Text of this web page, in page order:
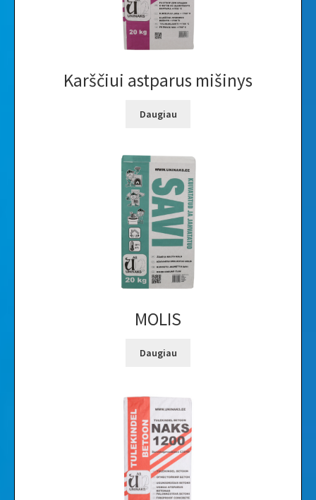
Karščiui astparus mišinys
Daugiau
MOLIS
Daugiau